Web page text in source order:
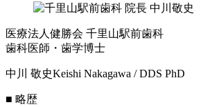
医療法人健勝会 千里山駅前歯科
歯科医師・歯学博士
中川 敬史Keishi Nakagawa / DDS PhD
■ 略歴